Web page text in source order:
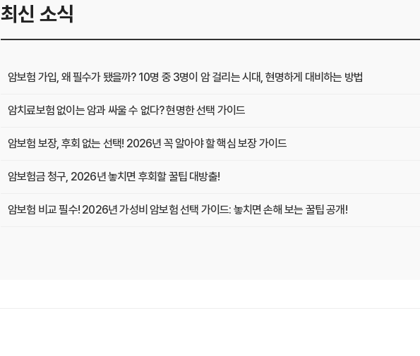
최신 소식
암보험 가입, 왜 필수가 됐을까? 10명 중 3명이 암 걸리는 시대, 현명하게 대비하는 방법
암치료보험 없이는 암과 싸울 수 없다? 현명한 선택 가이드
암보험 보장, 후회 없는 선택! 2026년 꼭 알아야 할 핵심 보장 가이드
암보험금 청구, 2026년 놓치면 후회할 꿀팁 대방출!
암보험 비교 필수! 2026년 가성비 암보험 선택 가이드: 놓치면 손해 보는 꿀팁 공개!